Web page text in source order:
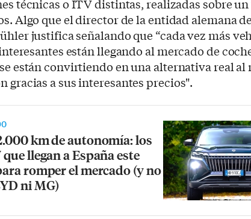
técnicas o ITV distintas, realizadas sobre
Algo que el director de la entidad alemana
justifica señalando que “cada vez más
están llegando al mercado de
están convirtiendo en una alternativa real al
gracias a sus interesantes precios".
km de autonomía: los
llegan a España este
romper el mercado (y no
ni MG)